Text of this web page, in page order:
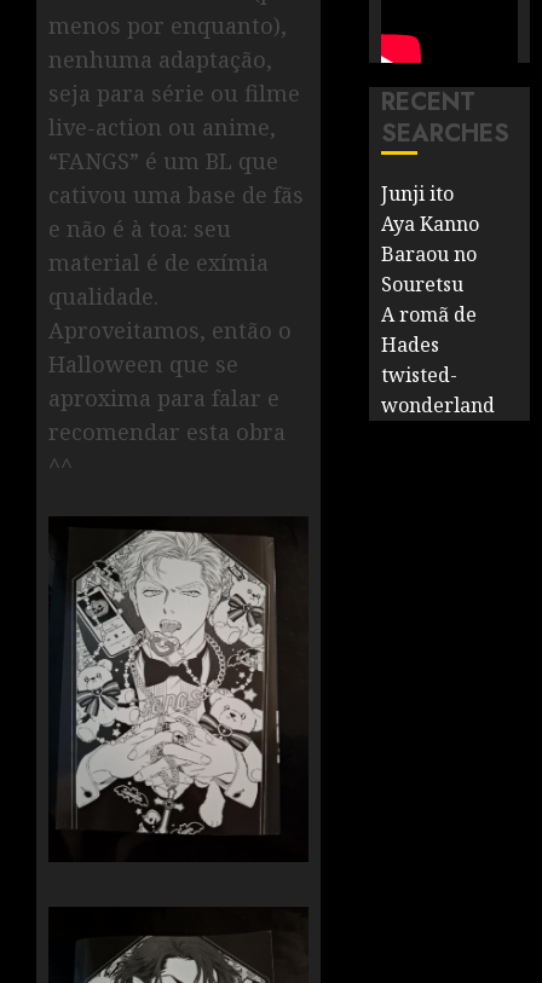
menos por enquanto),
nenhuma adaptação,
seja para série ou filme
live-action ou anime,
“FANGS” é um BL que
cativou uma base de fãs
e não é à toa: seu
material é de exímia
qualidade.
Aproveitamos, então o
Halloween que se
aproxima para falar e
recomendar esta obra
^^
RECENT
SEARCHES
Junji ito
Aya Kanno
Baraou no
Souretsu
A romã de
Hades
twisted-
wonderland